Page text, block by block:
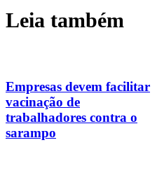
Leia também
Empresas devem facilitar
vacinação de
trabalhadores contra o
sarampo